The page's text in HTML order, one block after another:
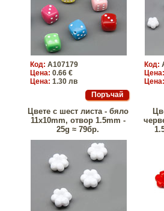
Код: A107179
Цена: 0.66 €
Цена: 1.30 лв
Код:
Цвете с шест листа - бяло
11x10mm, отвор 1.5mm -
25g ≈ 79бр.